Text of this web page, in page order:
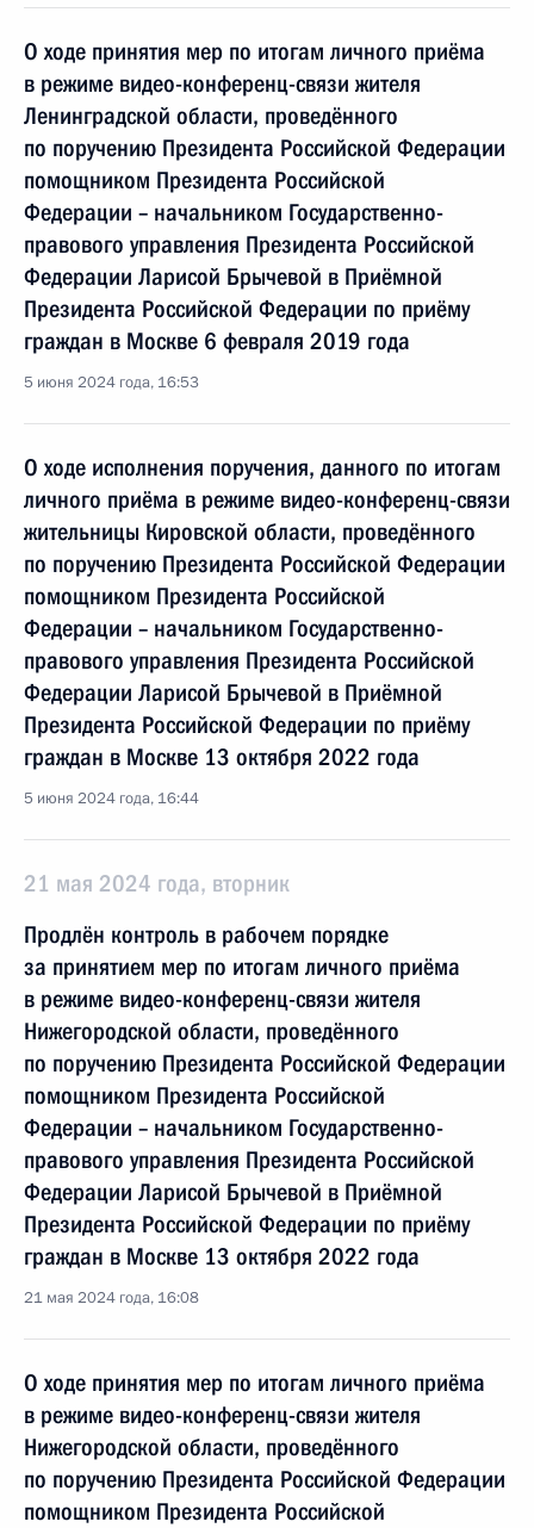
О ходе принятия мер по итогам личного приёма
в режиме видео-конференц-связи жителя
Ленинградской области, проведённого
по поручению Президента Российской Федерации
помощником Президента Российской
Федерации – начальником Государственно-
правового управления Президента Российской
Федерации Ларисой Брычевой в Приёмной
Президента Российской Федерации по приёму
граждан в Москве 6 февраля 2019 года
5 июня 2024 года, 16:53
О ходе исполнения поручения, данного по итогам
личного приёма в режиме видео-конференц-связи
жительницы Кировской области, проведённого
по поручению Президента Российской Федерации
помощником Президента Российской
Федерации – начальником Государственно-
правового управления Президента Российской
Федерации Ларисой Брычевой в Приёмной
Президента Российской Федерации по приёму
граждан в Москве 13 октября 2022 года
5 июня 2024 года, 16:44
21 мая 2024 года, вторник
Продлён контроль в рабочем порядке
за принятием мер по итогам личного приёма
в режиме видео-конференц-связи жителя
Нижегородской области, проведённого
по поручению Президента Российской Федерации
помощником Президента Российской
Федерации – начальником Государственно-
правового управления Президента Российской
Федерации Ларисой Брычевой в Приёмной
Президента Российской Федерации по приёму
граждан в Москве 13 октября 2022 года
21 мая 2024 года, 16:08
О ходе принятия мер по итогам личного приёма
в режиме видео-конференц-связи жителя
Нижегородской области, проведённого
по поручению Президента Российской Федерации
помощником Президента Российской